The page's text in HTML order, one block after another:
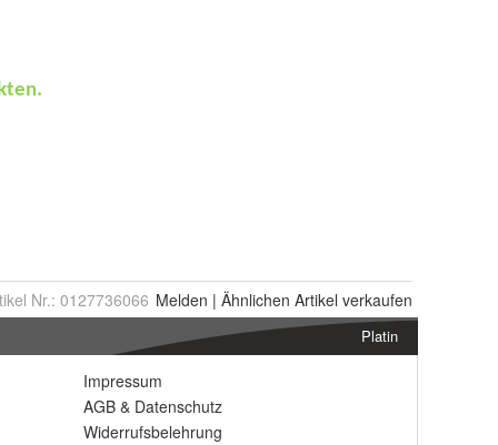
Nr.: 0127736066 Melden | Ähnlichen Artikel verkaufen
Platin
Impressum
AGB & Datenschutz
Widerrufsbelehrung